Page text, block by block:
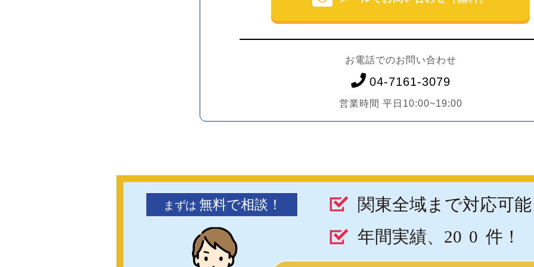
お電話でのお問い合わせ
04-7161-3079
営業時間 平日10:00~19:00
まずは 無料で相談！ 関東全域まで対応可
年間実績、20 0 件！